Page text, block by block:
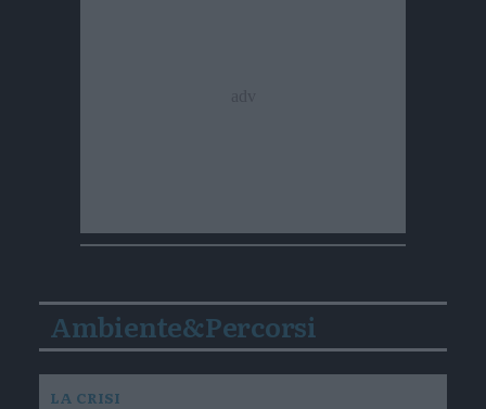
Ambiente&Percorsi
LA CRISI